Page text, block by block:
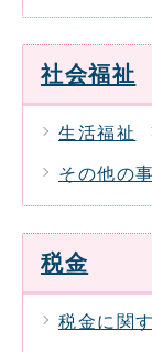
社会福祉
生活福祉
その他の
税金
税金に関